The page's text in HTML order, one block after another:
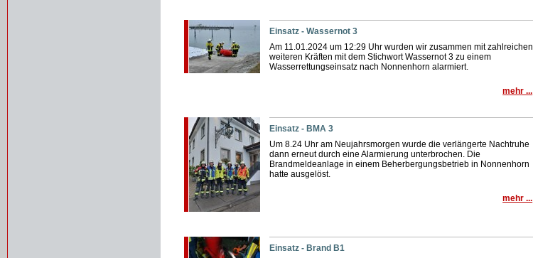
Einsatz - Wassernot 3
Am 11.01.2024 um 12:29 Uhr wurden wir zusammen mit zahlreichen
weiteren Kräften mit dem Stichwort Wassernot 3 zu einem
Wasserrettungseinsatz nach Nonnenhorn alarmiert.
mehr ...
Einsatz - BMA 3
Um 8.24 Uhr am Neujahrsmorgen wurde die verlängerte Nachtruhe
dann erneut durch eine Alarmierung unterbrochen. Die
Brandmeldeanlage in einem Beherbergungsbetrieb in Nonnenhorn
hatte ausgelöst.
mehr ...
Einsatz - Brand B1